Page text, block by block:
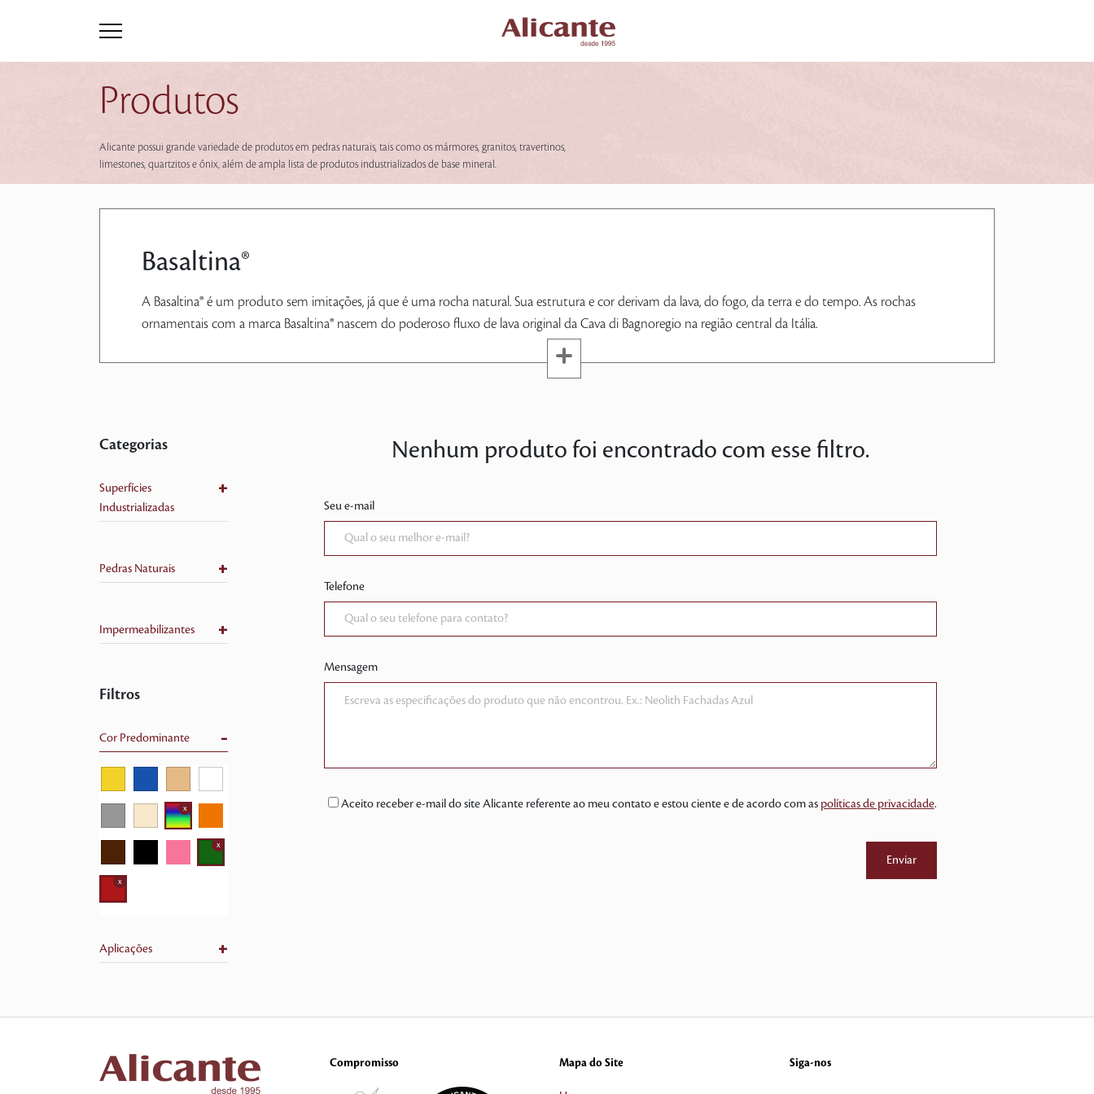
Produtos
Alicante possui grande variedade de produtos em pedras naturais, tais como os mármores, granitos, travertinos,
limestones, quartzitos e ônix, além de ampla lista de produtos industrializados de base mineral.
Basaltina®
A Basaltina® é um produto sem imitações, já que é uma rocha natural. Sua estrutura e cor derivam da lava, do fogo, da terra e do tempo. As rochas
ornamentais com a marca Basaltina® nascem do poderoso fluxo de lava original da Cava di Bagnoregio na região central da Itália.
Categorias
Superfícies
Industrializadas
+
Pedras Naturais +
Impermeabilizantes +
Filtros
Cor Predominante -
x
x
x
Aplicações +
Nenhum produto foi encontrado com esse filtro.
Seu e-mail
Telefone
Mensagem
Aceito receber e-mail do site Alicante referente ao meu contato e estou ciente e de acordo com as políticas de privacidade.
Compromisso Mapa do Site Siga-nos